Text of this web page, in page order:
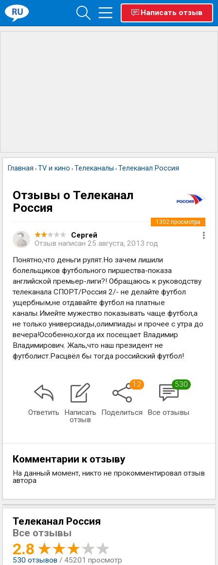
Написать отзыв
Главная › TV и кино › Телеканалы › Телеканал Россия
Отзывы о Телеканал
Россия
Сергей
Отзыв написан 25 августа, 2013 год
1302 просмотра
Понятно,что деньги рулят.Но зачем лишили
болельщиков футбольного пиршества-показа
английской премьер-лиги?! Обращаюсь к руководству
телеканала СПОРТ/Россия 2/- не делайте футбол
ущербным,не отдавайте футбол на платные
каналы.Имейте мужество показывать чаще футбол,а
не только универсиады,олимпиады и прочее с утра до
вечера!Особенно,когда их посещает Владимир
Владимирович. Жаль,что наш президент не
футболист.Расцвёл бы тогда российский футбол!
Ответить
Написать
отзыв
12
Поделиться
530
Все отзывы
Комментарии к отзыву
На данный момент, никто не прокомментировал отзыв
автора
Телеканал Россия
Все отзывы
2.8
530 отзывов / 45201 просмотр